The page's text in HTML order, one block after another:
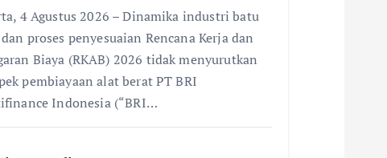
4 Agustus 2026 – Dinamika industri batu
proses penyesuaian Rencana Kerja dan
Biaya (RKAB) 2026 tidak menyurutkan
pembiayaan alat berat PT BRI
Indonesia (“BRI…